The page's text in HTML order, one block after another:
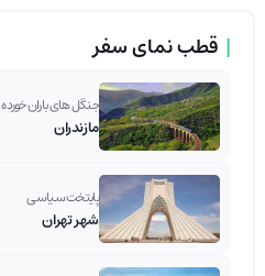
| قطب نمای سفر
جنگل های باران خورده
مازندران
پایتخت سیاسی
شهر تهران